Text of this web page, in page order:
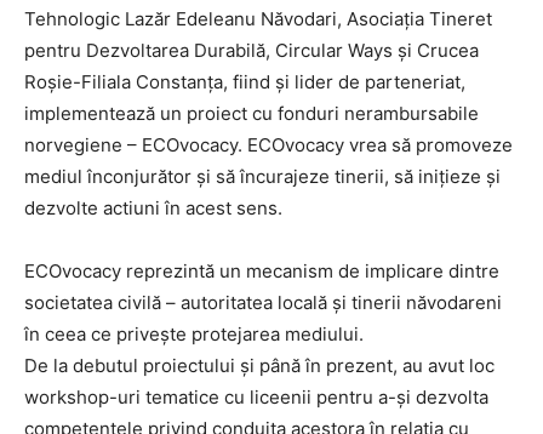
Tehnologic Lazăr Edeleanu Năvodari, Asociația Tineret
pentru Dezvoltarea Durabilă, Circular Ways și Crucea
Roșie-Filiala Constanța, fiind și lider de parteneriat,
implementează un proiect cu fonduri nerambursabile
norvegiene – ECOvocacy. ECOvocacy vrea să promoveze
mediul înconjurător și să încurajeze tinerii, să inițieze și
dezvolte actiuni în acest sens.
ECOvocacy reprezintă un mecanism de implicare dintre
societatea civilă – autoritatea locală și tinerii năvodareni
în ceea ce privește protejarea mediului.
De la debutul proiectului și până în prezent, au avut loc
workshop-uri tematice cu liceenii pentru a-și dezvolta
competențele privind conduita acestora în relația cu